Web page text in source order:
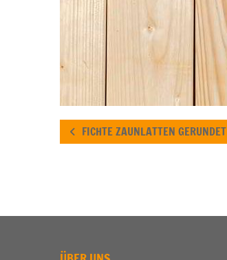
FICHTE ZAUNLATTEN GERUNDET